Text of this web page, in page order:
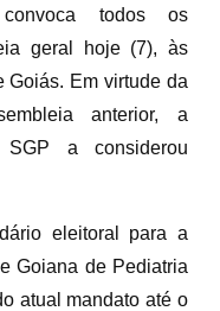
todos os
geral hoje (7), às
Goiás. Em virtude da
anterior, a
a considerou
eleitoral para a
Goiana de Pediatria
atual mandato até o